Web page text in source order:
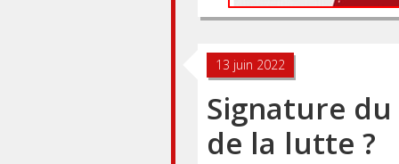
13 juin 2022
Signature
de la lutte ?